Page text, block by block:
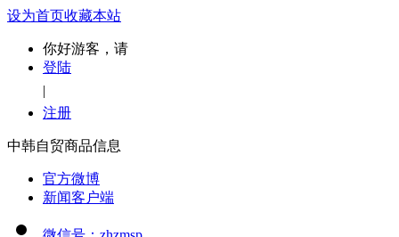
设为首页收藏本站
你好游客，请
登陆
|
注册
中韩自贸商品信息
官方微博
新闻客户端